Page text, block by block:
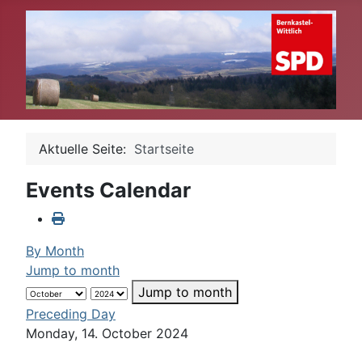
Aktuelle Seite: Startseite
Events Calendar
By Month
Jump to month
Jump to month
Preceding Day
Monday, 14. October 2024